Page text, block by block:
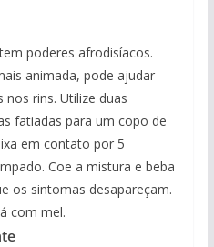
poderes afrodisíacos.
animada, pode ajudar
rins. Utilize duas
fatiadas para um copo de
em contato por 5
Coe a mistura e beba
os sintomas desapareçam.
com mel.